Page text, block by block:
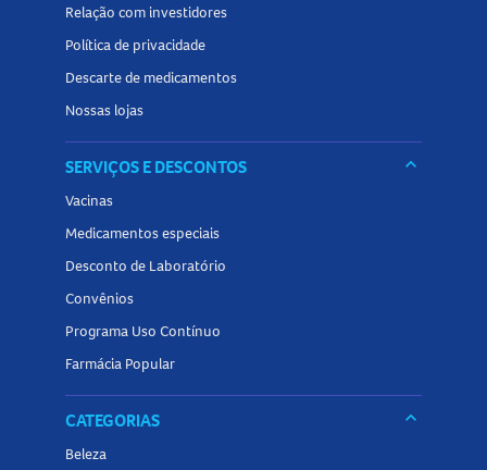
Relação com investidores
Política de privacidade
Descarte de medicamentos
Nossas lojas
SERVIÇOS E DESCONTOS keyboard_arrow_down
Vacinas
Medicamentos especiais
Desconto de Laboratório
Convênios
Programa Uso Contínuo
Farmácia Popular
CATEGORIAS keyboard_arrow_down
Beleza